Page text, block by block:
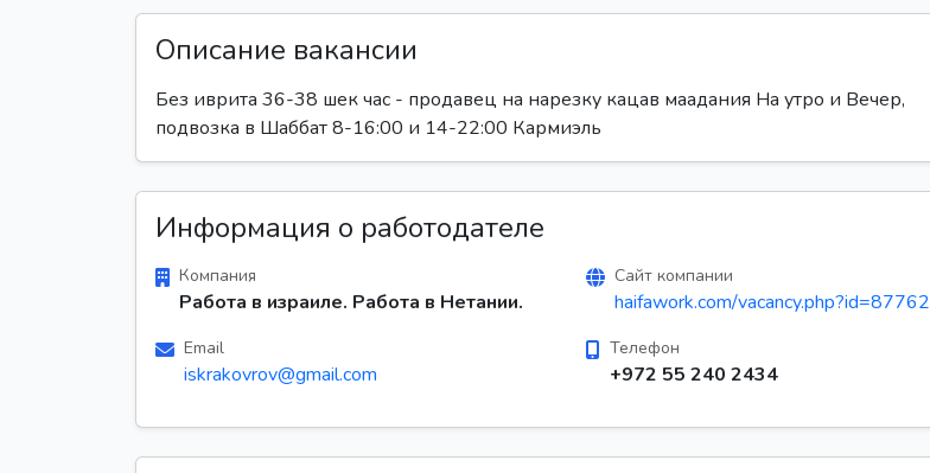
Описание вакансии
Без иврита 36-38 шек час - продавец на нарезку кацав маадания На утро и Вечер,
подвозка в Шаббат 8-16:00 и 14-22:00 Кармиэль
Информация о работодателе
Компания
Работа в израиле. Работа в Нетании.
Сайт компании
haifawork.com/vacancy.php?id=87762
Email
iskrakovrov@gmail.com
Телефон
+972 55 240 2434